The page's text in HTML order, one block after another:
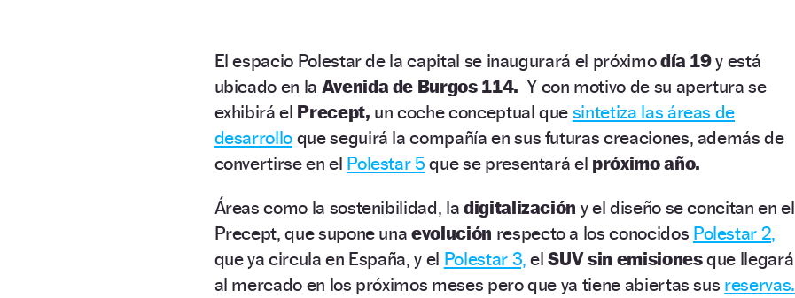
El espacio Polestar de la capital se inaugurará el próximodía 19y está
ubicado en la Avenida de Burgos 114.Y con motivo de su apertura se
exhibirá el Precept, un coche conceptual que sintetiza las áreas de
desarrollo que seguirá la compañía en sus futuras creaciones, además de
convertirse en el Polestar 5 que se presentará el próximo año.
Áreas como la sostenibilidad, la digitalización y el diseño se concitan en el
Precept, que supone unaevolución respecto a los conocidos Polestar 2,
que ya circula en España, y el Polestar 3, elSUV sin emisionesque llegará
al mercado en los próximos meses pero que ya tiene abiertas sus reservas.